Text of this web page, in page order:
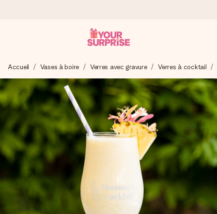
Nous préparons votre cadeau avec attention et l’envoyons
en un éclair – pour que vous puissiez l’offrir au bon moment,
quand cela compte le plus.
4,9 (sur la base de +15 000 avis)
Nos cadeaux sont appréciés. Les clients nous attribuent
une note de 4,9 sur Google Reviews (total de tous les
pays où nous sommes présents).
Carte de vœux gratuite
Accueil Vases à boire Verres avec gravure Verres à cocktail